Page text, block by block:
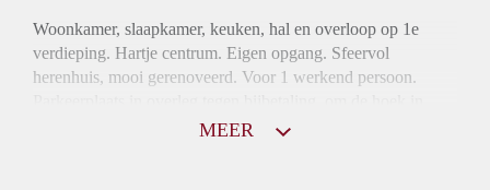
Woonkamer, slaapkamer, keuken, hal en overloop op 1e
verdieping. Hartje centrum. Eigen opgang. Sfeervol
herenhuis, mooi gerenoveerd. Voor 1 werkend persoon.
gedeelde garage. Eens per twee weken schoonmaak (3 uren)
MEER